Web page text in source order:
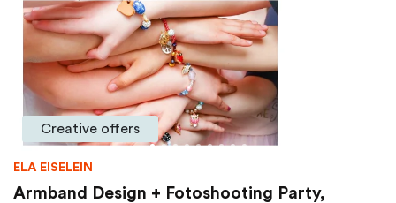
Creative offers
ELA EISELEIN
Armband Design + Fotoshooting Party,